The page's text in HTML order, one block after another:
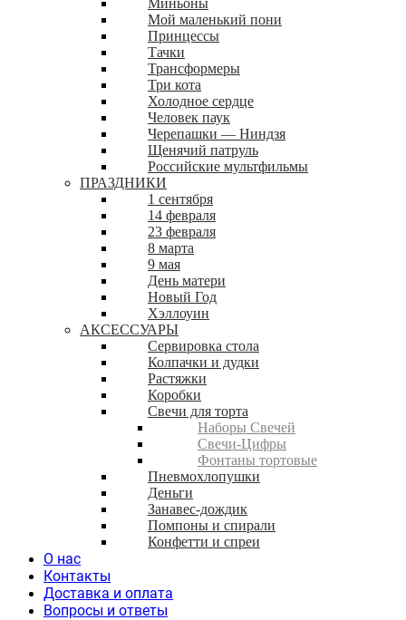
Мой маленький пони
Принцессы
Тачки
Трансформеры
Три кота
Холодное сердце
Человек паук
Черепашки — Ниндзя
Щенячий патруль
Российские мультфильмы
ПРАЗДНИКИ
1 сентября
14 февраля
23 февраля
8 марта
9 мая
День матери
Новый Год
Хэллоуин
АКСЕССУАРЫ
Сервировка стола
Колпачки и дудки
Растяжки
Коробки
Свечи для торта
Наборы Свечей
Свечи-Цифры
Фонтаны тортовые
Пневмохлопушки
Деньги
Занавес-дождик
Помпоны и спирали
Конфетти и спреи
О нас
Контакты
Доставка и оплата
Вопросы и ответы